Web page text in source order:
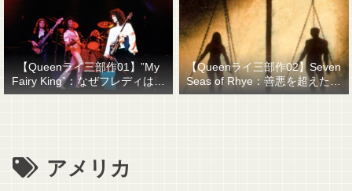
【Queenライ三部作01】”My
Fairy King”：なぜフレディはマ
ーキュリーと名乗ったのか？
【Queenライ三部作02】Seven
Seas of Rhye：善悪を超えたも
のを善悪で裁くということ
アメリカ